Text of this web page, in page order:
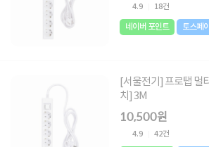
4.9 18건
네이버 포인트 토스페이
[서울전기] 프로탭 멀
치] 3M
10,500원
4.9 42건